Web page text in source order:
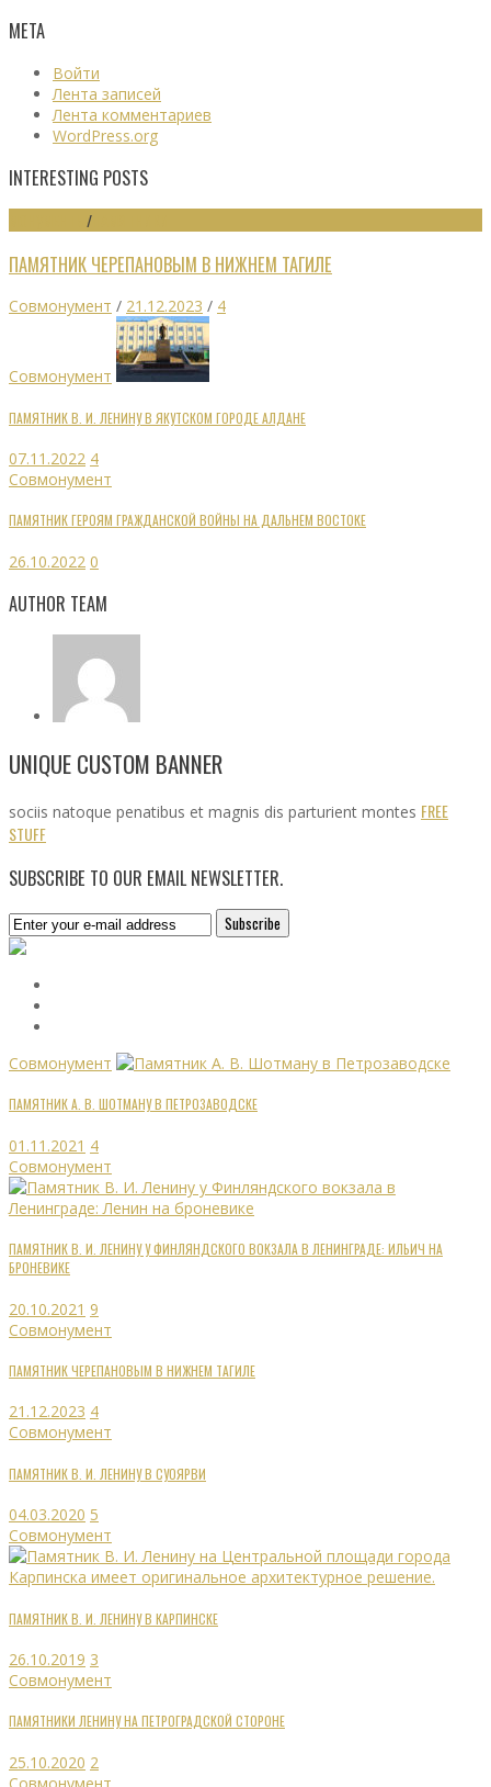
МЕТА
Войти
Лента записей
Лента комментариев
WordPress.org
INTERESTING POSTS
/
ПАМЯТНИК ЧЕРЕПАНОВЫМ В НИЖНЕМ ТАГИЛЕ
Совмонумент / 21.12.2023 / 4
Совмонумент
ПАМЯТНИК В. И. ЛЕНИНУ В ЯКУТСКОМ ГОРОДЕ АЛДАНЕ
07.11.2022 4
Совмонумент
ПАМЯТНИК ГЕРОЯМ ГРАЖДАНСКОЙ ВОЙНЫ НА ДАЛЬНЕМ ВОСТОКЕ
26.10.2022 0
AUTHOR TEAM
UNIQUE CUSTOM BANNER
sociis natoque penatibus et magnis dis parturient montes FREE
STUFF
SUBSCRIBE TO OUR EMAIL NEWSLETTER.
Совмонумент
ПАМЯТНИК А. В. ШОТМАНУ В ПЕТРОЗАВОДСКЕ
01.11.2021 4
Совмонумент
ПАМЯТНИК В. И. ЛЕНИНУ У ФИНЛЯНДСКОГО ВОКЗАЛА В ЛЕНИНГРАДЕ: ИЛЬИЧ НА
БРОНЕВИКЕ
20.10.2021 9
Совмонумент
ПАМЯТНИК ЧЕРЕПАНОВЫМ В НИЖНЕМ ТАГИЛЕ
21.12.2023 4
Совмонумент
ПАМЯТНИК В. И. ЛЕНИНУ В СУОЯРВИ
04.03.2020 5
Совмонумент
ПАМЯТНИК В. И. ЛЕНИНУ В КАРПИНСКЕ
26.10.2019 3
Совмонумент
ПАМЯТНИКИ ЛЕНИНУ НА ПЕТРОГРАДСКОЙ СТОРОНЕ
25.10.2020 2